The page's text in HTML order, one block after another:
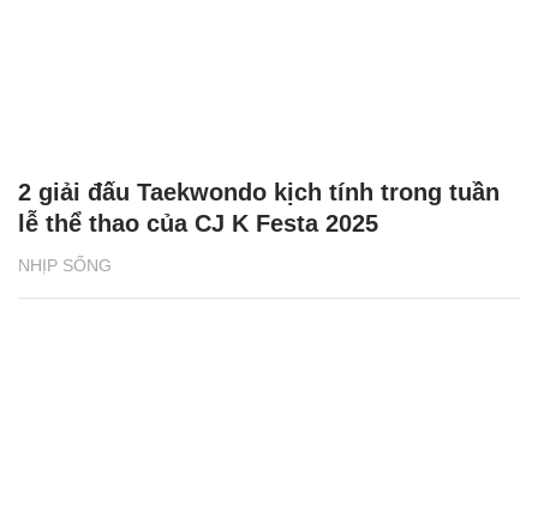
NHỊP SỐNG
2 giải đấu Taekwondo kịch tính trong tuần
lễ thể thao của CJ K Festa 2025